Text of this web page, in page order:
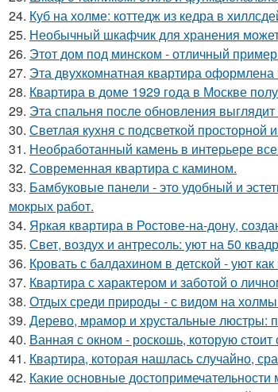
24. Куб на холме: коттедж из кедра в
25. Необычный шкафчик для хранения может
26. Этот дом под минском - отличный пример
27. Эта двухкомнатная квартира
28. Квартира в доме 1929 года в Москве
29. Эта спальня после обновления
30. Светлая кухня с подсветкой просторной
31. Необработанный камень в интерьере
32. Современная квартира с камином.
33. Бамбуковые панели - это удобный и
мокрых работ.
34. Яркая квартира в Ростове-на-дону,
35. Свет, воздух и антресоль: уют на 50
36. Кровать с балдахином в детской - уют как
37. Квартира с характером и заботой о
38. Отдых среди природы - с видом на
39. Дерево, мрамор и хрустальные люстры:
40. Ванная с окном - роскошь, которую стоит
41. Квартира, которая нашлась случайно,
42. Какие основные